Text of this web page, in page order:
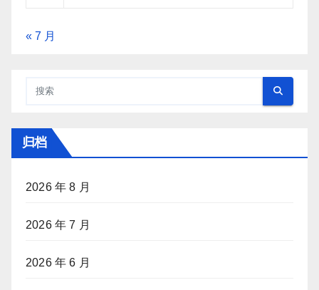
« 7 月
归档
2026 年 8 月
2026 年 7 月
2026 年 6 月